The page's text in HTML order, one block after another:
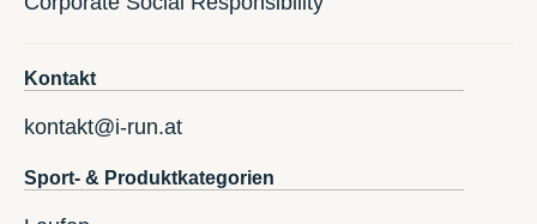
Kontakt
kontakt@i-run.at
Sport- & Produktkategorien